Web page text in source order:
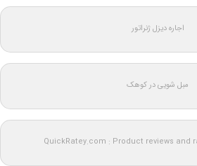
اجاره دیزل ژنراتور
مبل شویی در کوهک
QuickRatey.com : Product reviews and